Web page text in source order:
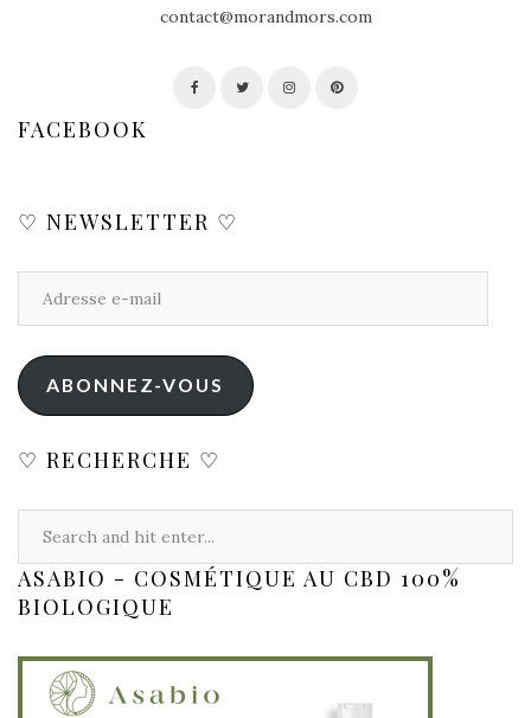
contact@morandmors.com
FACEBOOK
♡ NEWSLETTER ♡
ABONNEZ-VOUS
♡ RECHERCHE ♡
ASABIO - COSMÉTIQUE AU CBD 100%
BIOLOGIQUE